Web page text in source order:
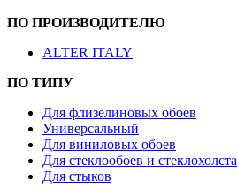
ПО ПРОИЗВОДИТЕЛЮ
ALTER ITALY
ПО ТИПУ
Для флизелиновых обоев
Универсальный
Для виниловых обоев
Для стеклообоев и стеклохолста
Для стыков